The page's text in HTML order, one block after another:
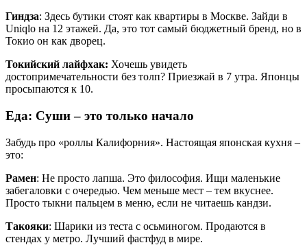
Гиндза: Здесь бутики стоят как квартиры в Москве. Зайди в
Uniqlo на 12 этажей. Да, это тот самый бюджетный бренд, но в
Токио он как дворец.
Токийский лайфхак: Хочешь увидеть
достопримечательности без толп? Приезжай в 7 утра. Японцы
просыпаются к 10.
Еда: Суши – это только начало
Забудь про «роллы Калифорния». Настоящая японская кухня –
это:
Рамен: Не просто лапша. Это философия. Ищи маленькие
забегаловки с очередью. Чем меньше мест – тем вкуснее.
Просто тыкни пальцем в меню, если не читаешь кандзи.
Такояки: Шарики из теста с осьминогом. Продаются в
стендах у метро. Лучший фастфуд в мире.